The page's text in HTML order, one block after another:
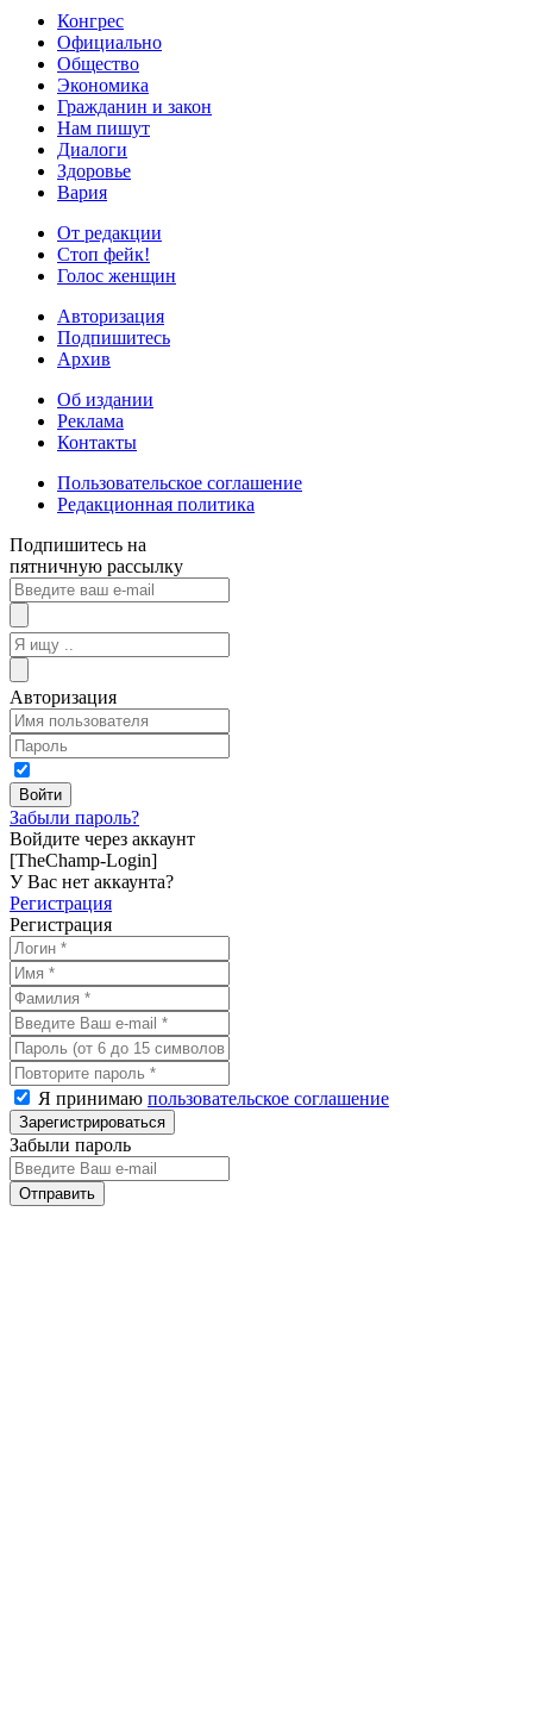
Конгрес
Официально
Общество
Экономика
Гражданин и закон
Нам пишут
Диалоги
Здоровье
Вария
От редакции
Стоп фейк!
Голос женщин
Авторизация
Подпишитесь
Архив
Об издании
Реклама
Контакты
Пользовательское соглашение
Редакционная политика
Подпишитесь на
пятничную рассылку
Авторизация
Забыли пароль?
Войдите через аккаунт
[TheChamp-Login]
У Вас нет аккаунта?
Регистрация
Регистрация
Я принимаю пользовательское соглашение
Забыли пароль